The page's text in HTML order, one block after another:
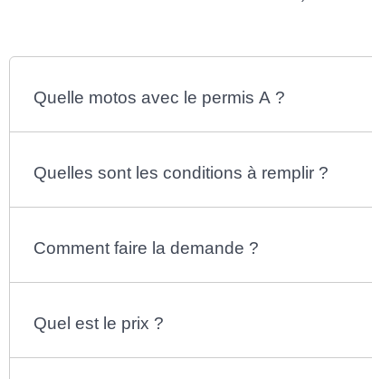
Quelle motos avec le permis A ?
Quelles sont les conditions à remplir ?
Comment faire la demande ?
Quel est le prix ?